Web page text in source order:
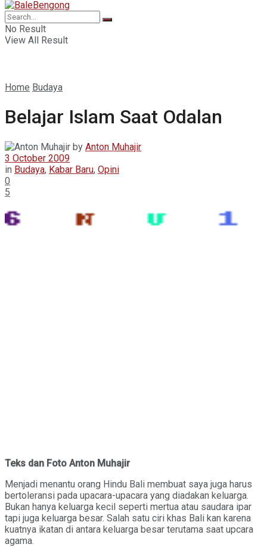
No Result
View All Result
Home Budaya
Belajar Islam Saat Odalan
by Anton Muhajir
3 October 2009
in Budaya, Kabar Baru, Opini
0
5
Teks dan Foto Anton Muhajir
Menjadi menantu orang Hindu Bali membuat saya juga harus
bertoleransi pada upacara-upacara yang diadakan keluarga.
Bukan hanya keluarga kecil seperti mertua atau saudara ipar
tapi juga keluarga besar. Salah satu ciri khas Bali kan karena
kuatnya ikatan di antara keluarga besar terutama saat upcara
agama.